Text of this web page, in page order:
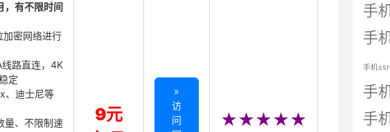
，有不限时间
密网络进行
路直连，4K
定
、迪士尼等
量、不限制速
9元
»
访
问
★★★★★
手
手
手机
手
手